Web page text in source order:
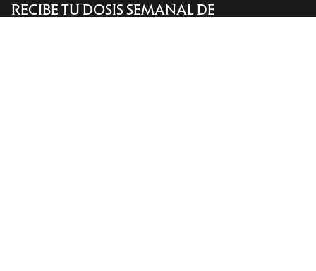
Encuentra una tienda Help
RECIBE TU DOSIS SEMANAL DE